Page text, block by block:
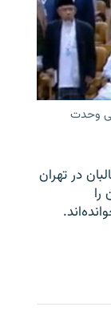
وحدت
در تهران